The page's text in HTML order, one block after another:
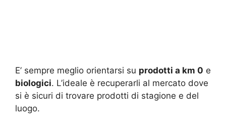
E’ sempre meglio orientarsi su prodotti a km 0 e
biologici. L’ideale è recuperarli al mercato dove
si è sicuri di trovare prodotti di stagione e del
luogo.